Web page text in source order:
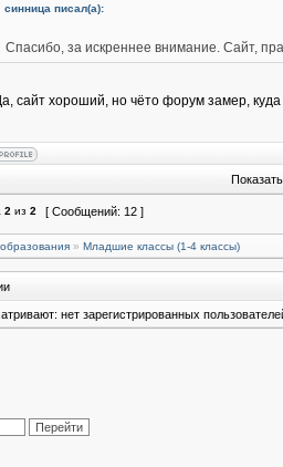
синница писал(а):
Спасибо, за искреннее внимание. Сайт,
сайт хороший, но чёто форум замер, куда
2 из 2 [ Сообщений: 12 ]
» Младшие классы (1-4 классы)
нет зарегистрированных